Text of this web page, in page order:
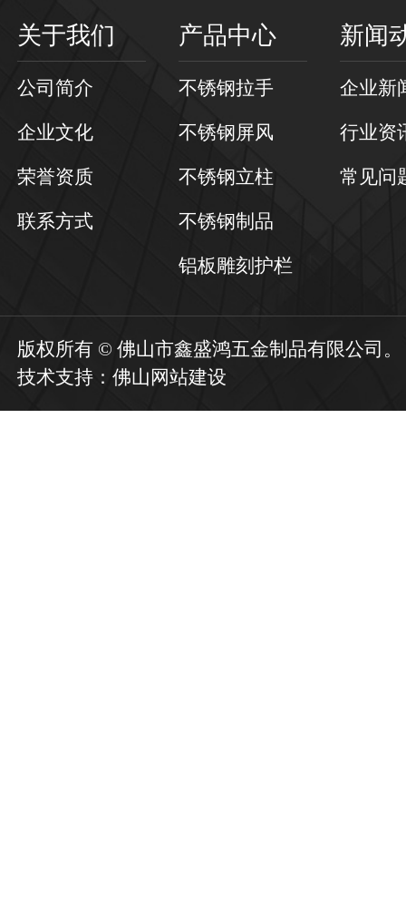
关于我们
公司简介
企业文化
荣誉资质
联系方式
产品中心
不锈钢拉手
不锈钢屏风
不锈钢立柱
不锈钢制品
铝板雕刻护栏
新闻
企业新
行业资
常见问
版权所有 © 佛山市鑫盛鸿五金制品有限公司。
技术支持： 佛山网站建设